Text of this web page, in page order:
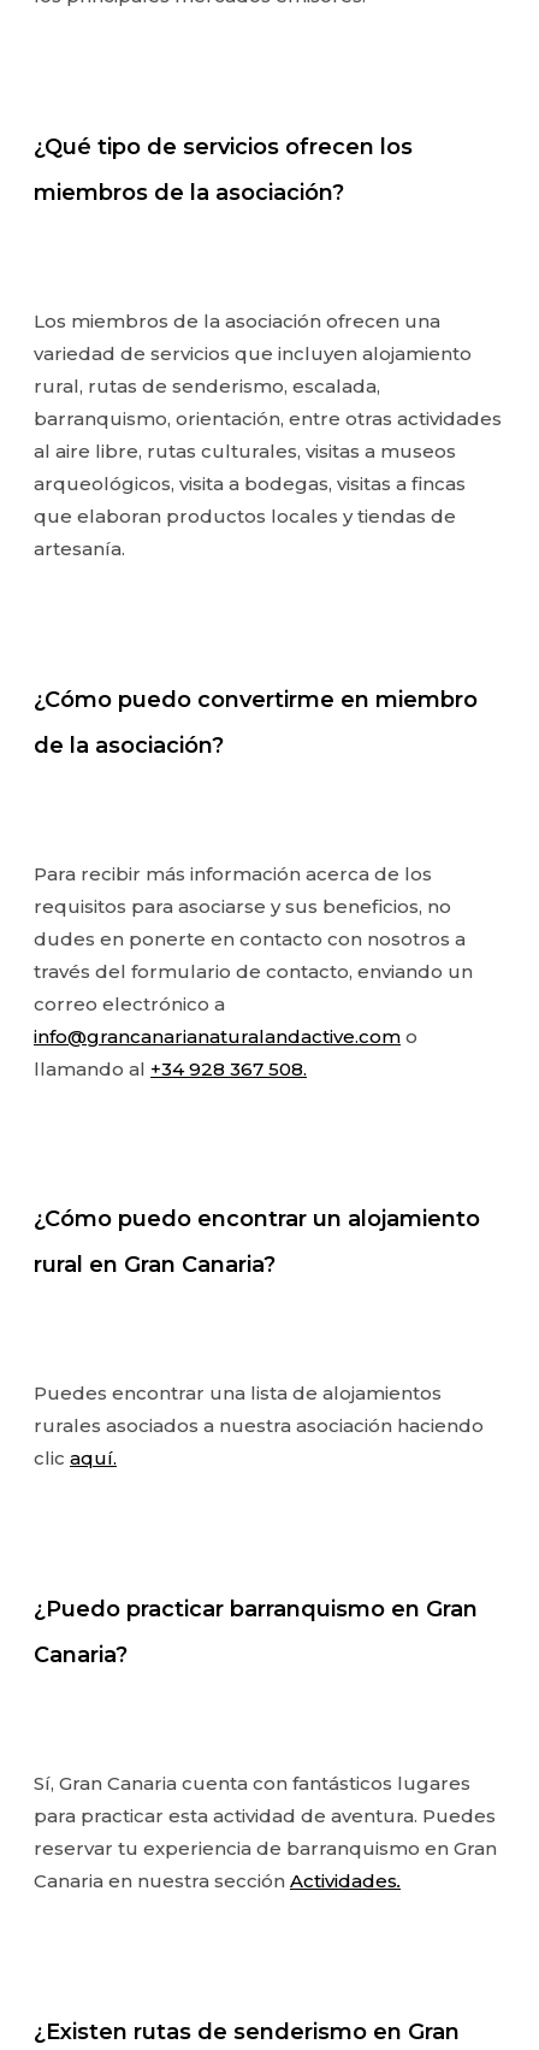
¿Qué tipo de servicios ofrecen los
miembros de la asociación?
Los miembros de la asociación ofrecen una
variedad de servicios que incluyen alojamiento
rural, rutas de senderismo, escalada,
barranquismo, orientación, entre otras actividades
al aire libre, rutas culturales, visitas a museos
arqueológicos, visita a bodegas, visitas a fincas
que elaboran productos locales y tiendas de
artesanía.
¿Cómo puedo convertirme en miembro
de la asociación?
Para recibir más información acerca de los
requisitos para asociarse y sus beneficios, no
dudes en ponerte en contacto con nosotros a
través del formulario de contacto, enviando un
correo electrónico a
info@grancanarianaturalandactive.com o
llamando al +34 928 367 508.
¿Cómo puedo encontrar un alojamiento
rural en Gran Canaria?
Puedes encontrar una lista de alojamientos
rurales asociados a nuestra asociación haciendo
clic aquí.
¿Puedo practicar barranquismo en Gran
Canaria?
Sí, Gran Canaria cuenta con fantásticos lugares
para practicar esta actividad de aventura. Puedes
reservar tu experiencia de barranquismo en Gran
Canaria en nuestra sección Actividades.
¿Existen rutas de senderismo en Gran